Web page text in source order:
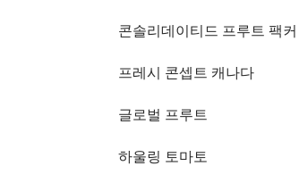
콘솔리데이티드 프루트 팩커
프레시 콘셉트 캐나다
글로벌 프루트
하울링 토마토